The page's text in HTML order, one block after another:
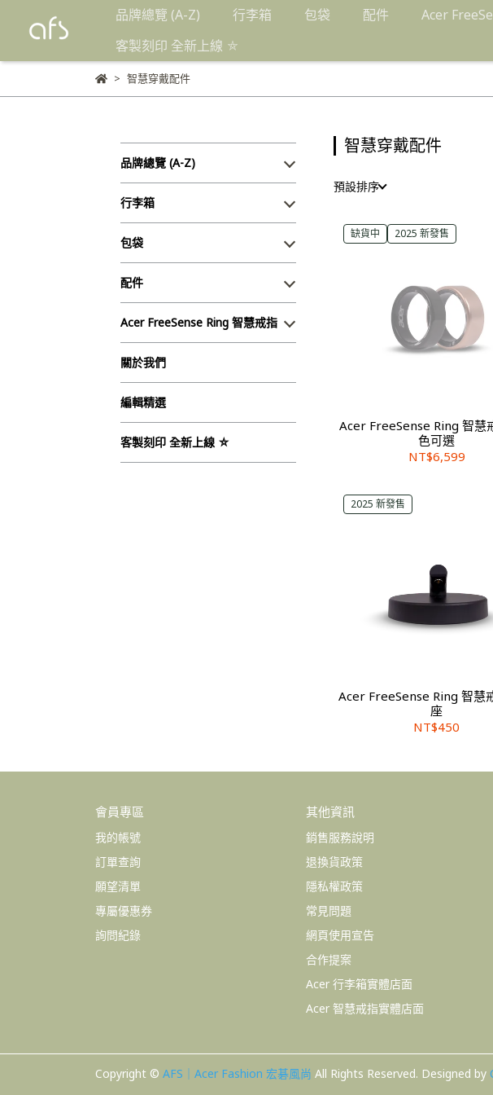
品牌總覽 (A-Z) 行李箱 包袋 配件 Acer
客製刻印 全新上線 ⛤
智慧穿戴配件
品牌總覽 (A-Z)
行李箱
包袋
配件
Acer FreeSense Ring 智慧戒指
關於我們
編輯精選
客製刻印 全新上線 ⛤
智慧穿戴配件
預設排序
缺貨中 2025 新發售
Acer FreeSense Ring 智慧
色可選
NT$6,599
2025 新發售
Acer FreeSense Ring 智慧
座
NT$450
會員專區
我的帳號
訂單查詢
願望清單
專屬優惠券
詢問紀錄
其他資訊
銷售服務說明
退換貨政策
隱私權政策
常見問題
網頁使用宣告
合作提案
Acer 行李箱實體店面
Acer 智慧戒指實體店面
Copyright © AFS｜Acer Fashion 宏碁風尚 All Rights Reserved. Designed by